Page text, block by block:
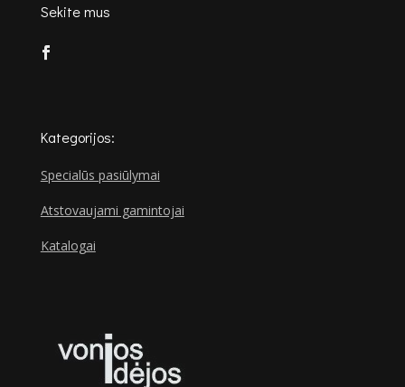
Sekite mus
Kategorijos:
Specialūs pasiūlymai
Atstovaujami gamintojai
Katalogai